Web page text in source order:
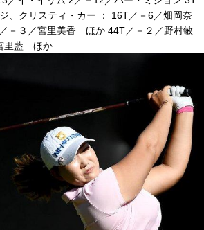
、クリスティ・カー ： 16T／－6／畑岡奈
－３／宮里美香 ほか 44T／－２／野村敏
里藍 ほか